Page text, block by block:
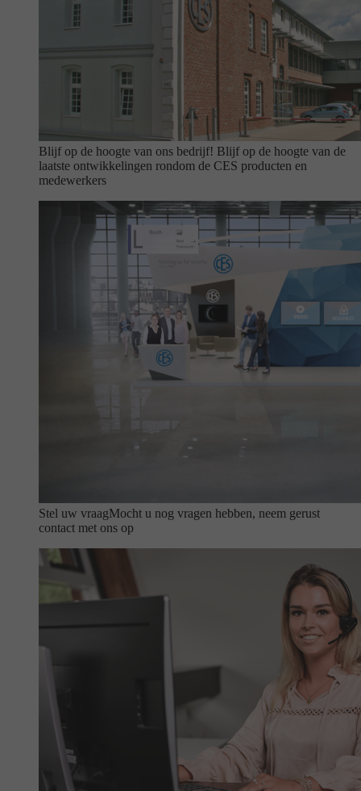
Blijf op de hoogte van ons bedrijf! Blijf op de hoogte van de
laatste ontwikkelingen rondom de CES producten en
medewerkers
Stel uw vraagMocht u nog vragen hebben, neem gerust
contact met ons op